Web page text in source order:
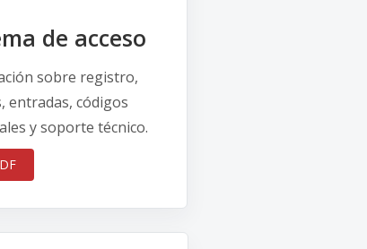
de acceso
sobre registro,
entradas, códigos
y soporte técnico.